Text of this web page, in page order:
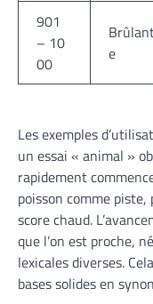
901
– 10
00
e
Les exemples
un essai « animal »
rapidement
poisson comme
score chaud.
que l’on est proche,
lexicales diverses.
bases solides en